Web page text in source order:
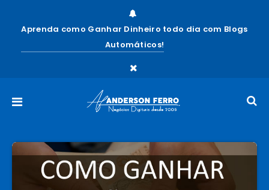
Aprenda como Ganhar Dinheiro todo dia com Blogs
Automáticos!